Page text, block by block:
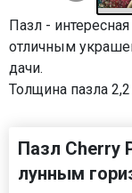
Пазл -
отличным
дачи.
Толщина пазла
Пазл Cherry
лунным